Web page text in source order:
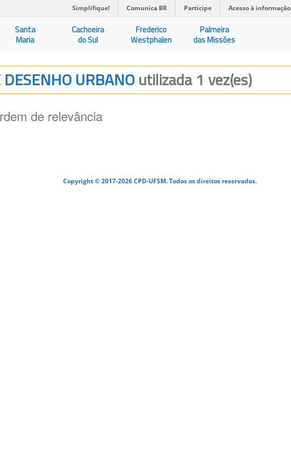
Simplifique! Comunica BR Participe Acesso à informação
Santa
Maria
Cachoeira
do Sul
Frederico
Westphalen
Palmeira
das Missões
URBANOutilizada 1 vez(es)
de relevância
Copyright © 2017-2026 CPD-UFSM. Todos os direitos reservados.